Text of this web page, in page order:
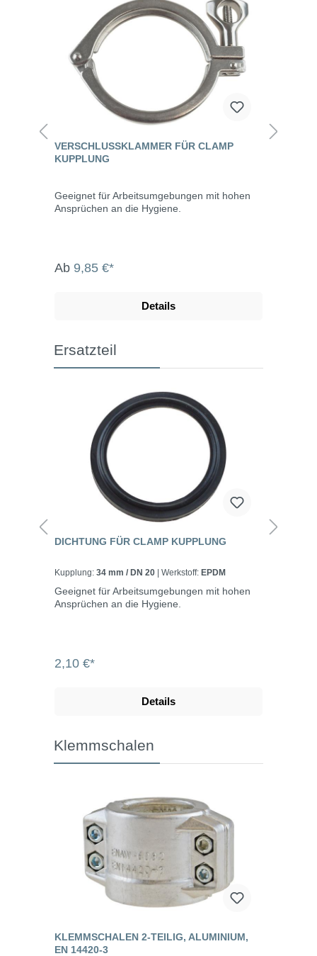
VERSCHLUSSKLAMMER FÜR CLAMP
KUPPLUNG
Geeignet für Arbeitsumgebungen mit hohen
Ansprüchen an die Hygiene.
Ab 9,85 €*
Details
Ersatzteil
DICHTUNG FÜR CLAMP KUPPLUNG
Kupplung: 34 mm / DN 20 | Werkstoff: EPDM
Geeignet für Arbeitsumgebungen mit hohen
Ansprüchen an die Hygiene.
2,10 €*
Details
Klemmschalen
KLEMMSCHALEN 2-TEILIG, ALUMINIUM,
EN 14420-3